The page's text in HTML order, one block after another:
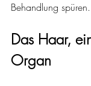
Behandlung spüren.
Das Haar,
Organ